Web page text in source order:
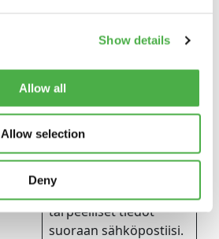
Show details
Allow all
Allow selection
Deny
launtaisaunasi
menossa yleiseen
saunaan, kaverin luo
tai omaan saunaasi.
Ennakkorekisteröidy
tätä kautta, niin saat
paluupostissa kaikki
osallistumiseen
tarpeelliset tiedot
suoraan sähköpostiisi.